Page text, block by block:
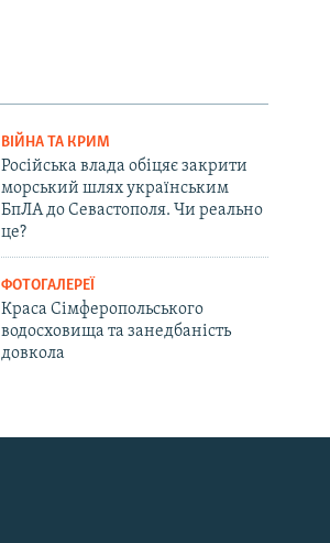
ВІЙНА ТА КРИМ
Російська влада обіцяє закрити
морський шлях українським
БпЛА до Севастополя. Чи реально
це?
ФОТОГАЛЕРЕЇ
Краса Сімферопольського
водосховища та занедбаність
довкола